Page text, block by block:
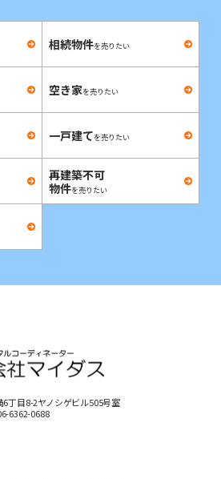
相続物件を売りたい
空き家を売りたい
一戸建てを売りたい
再建築不可
物件を売りたい
丁目8-2ヤノシゲビル505号室
0688